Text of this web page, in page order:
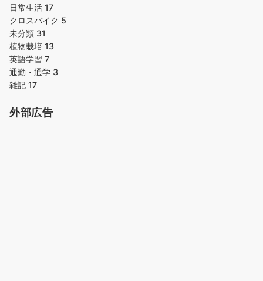
日常生活 17
クロスバイク 5
未分類 31
植物栽培 13
英語学習 7
通勤・通学 3
雑記 17
外部広告